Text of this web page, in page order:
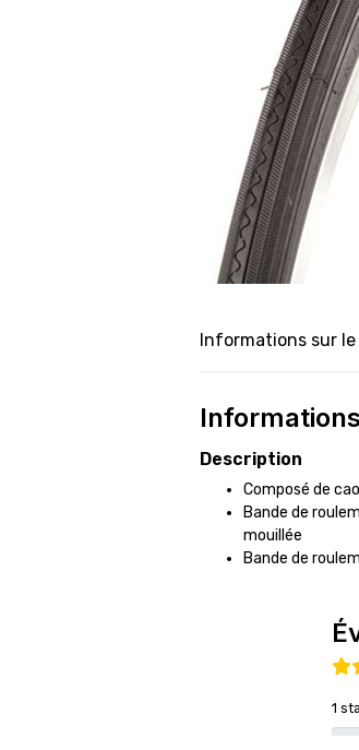
Informations sur
Description
Composé de
Bande de
mouillée
Bande de
1